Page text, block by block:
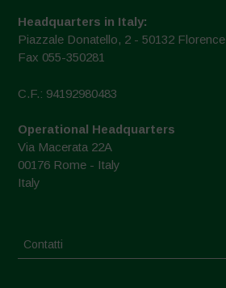
Headquarters in Italy:
Piazzale Donatello, 2 - 50132 Florence
Fax 055-350281
C.F.: 94192980483
Operational Headquarters
Via Macerata 22A
00176 Rome - Italy
Italy
Contatti